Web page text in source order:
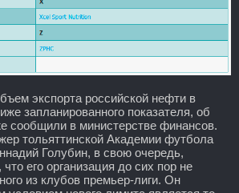
экспорта российской нефти в
запланированного показателя, об
сообщили в министерстве финансов.
тольяттинской Академии футбола
Голубин, в свою очередь,
его организация до сих пор не
из клубов премьер-лиги. Он